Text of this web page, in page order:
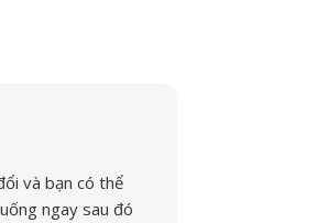
và bạn có thể
ngay sau đó